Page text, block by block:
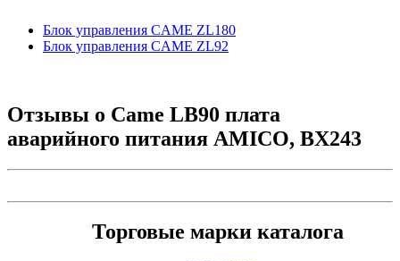
Блок управления CAME ZL180
Блок управления CAME ZL92
Отзывы о Came LB90 плата
аварийного питания AMICO, BX243
Торговые марки каталога